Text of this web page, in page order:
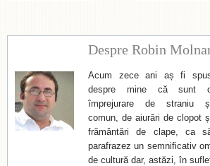
Despre Robin
Acum zece ani aș fi
despre mine că sunt
împrejurare de straniu
comun, de aiurări de clopot
frământări de clape, ca
parafrazez un semnificativ
de cultură dar, astăzi, în